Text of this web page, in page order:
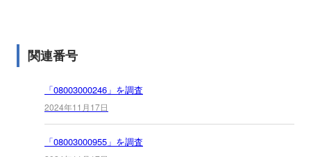
関連番号
「08003000246」を調査
2024年11月17日
「08003000955」を調査